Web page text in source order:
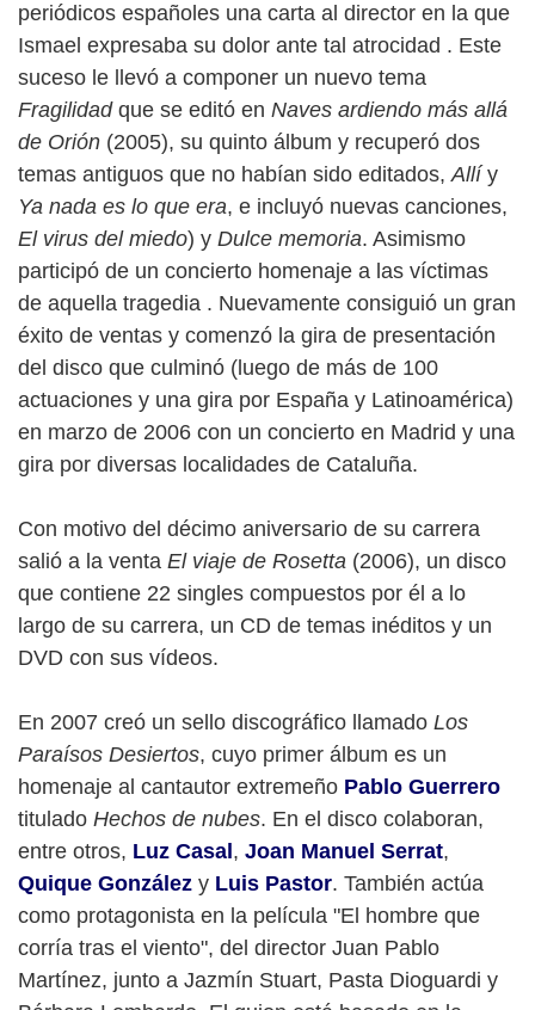
periódicos españoles una carta al director en la que
Ismael expresaba su dolor ante tal atrocidad . Este
suceso le llevó a componer un nuevo tema
Fragilidadque se editó en Naves ardiendo más allá
de Orión (2005), su quinto álbum y recuperó dos
temas antiguos que no habían sido editados,Allíy
Ya nada es lo que era, e incluyó nuevas canciones,
El virus del miedo) y Dulce memoria. Asimismo
participó de un concierto homenaje a las víctimas
de aquella tragedia . Nuevamente consiguió un gran
éxito de ventas y comenzó la gira de presentación
del disco que culminó (luego de más de 100
actuaciones y una gira por España y Latinoamérica)
en marzo de 2006 con un concierto en Madrid y una
gira por diversas localidades de Cataluña.
Con motivo del décimo aniversario de su carrera
salió a la venta El viaje de Rosetta (2006), un disco
que contiene 22 singles compuestos por él a lo
largo de su carrera, un CD de temas inéditos y un
DVD con sus vídeos.
En 2007 creó un sello discográfico llamado Los
Paraísos Desiertos, cuyo primer álbum es un
homenaje al cantautor extremeño Pablo Guerrero
titulado Hechos de nubes. En el disco colaboran,
entre otros, Luz Casal , Joan Manuel Serrat,
Quique González y Luis Pastor. También actúa
como protagonista en la película "El hombre que
corría tras el viento", del director Juan Pablo
Martínez, junto a Jazmín Stuart, Pasta Dioguardi y